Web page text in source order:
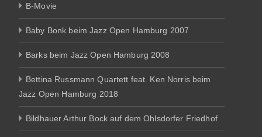
B-Movie
Baby Bonk beim Jazz Open Hamburg 2007
Barks beim Jazz Open Hamburg 2008
Bettina Russmann Quartett feat. Ken Norris beim
Jazz Open Hamburg 2018
Bildhauer Arthur Bock auf dem Ohlsdorfer Friedhof